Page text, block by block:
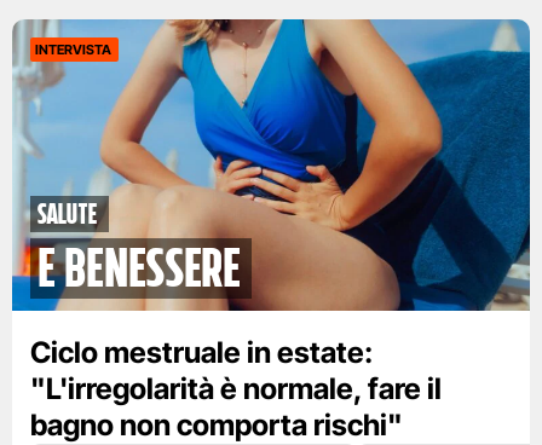
INTERVISTA
Salute
e benessere
Ciclo mestruale in estate:
"L'irregolarità è normale, fare il
bagno non comporta rischi"